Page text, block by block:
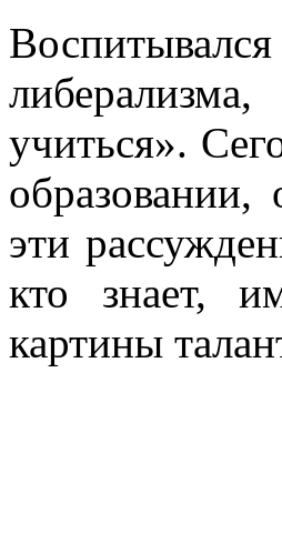
учиться».
эти
кто знает,
картины